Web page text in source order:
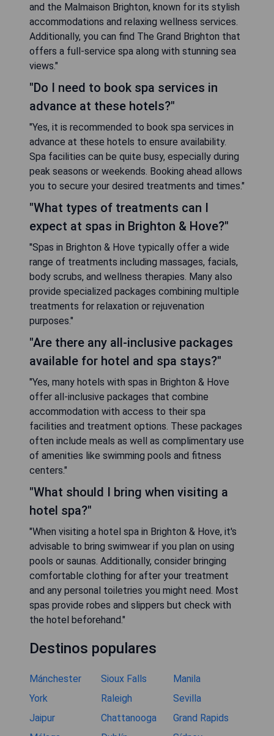
and the Malmaison Brighton, known for its stylish
accommodations and relaxing wellness services.
Additionally, you can find The Grand Brighton that
offers a full-service spa along with stunning sea
views."
"Do I need to book spa services in
advance at these hotels?"
"Yes, it is recommended to book spa services in
advance at these hotels to ensure availability.
Spa facilities can be quite busy, especially during
peak seasons or weekends. Booking ahead allows
you to secure your desired treatments and times."
"What types of treatments can I
expect at spas in Brighton & Hove?"
"Spas in Brighton & Hove typically offer a wide
range of treatments including massages, facials,
body scrubs, and wellness therapies. Many also
provide specialized packages combining multiple
treatments for relaxation or rejuvenation
purposes."
"Are there any all-inclusive packages
available for hotel and spa stays?"
"Yes, many hotels with spas in Brighton & Hove
offer all-inclusive packages that combine
accommodation with access to their spa
facilities and treatment options. These packages
often include meals as well as complimentary use
of amenities like swimming pools and fitness
centers."
"What should I bring when visiting a
hotel spa?"
"When visiting a hotel spa in Brighton & Hove, it's
advisable to bring swimwear if you plan on using
pools or saunas. Additionally, consider bringing
comfortable clothing for after your treatment
and any personal toiletries you might need. Most
spas provide robes and slippers but check with
the hotel beforehand."
Destinos populares
Mánchester Sioux Falls
Manila
York
Raleigh
Sevilla
Jaipur
Chattanooga
Grand Rapids